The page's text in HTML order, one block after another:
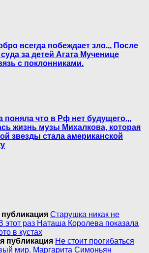
всегда побеждает зло.,, После
за детей Агата Мученице
с поклонниками.
поняла что в Рф нет будущего.,,
жизнь музы Михалкова, которая
звезды стала американской
Старушка никак не
этот раз Наташа Королева показала
в кустах
публикация Не стоит прогибаться
мир. Маргарита Симоньян